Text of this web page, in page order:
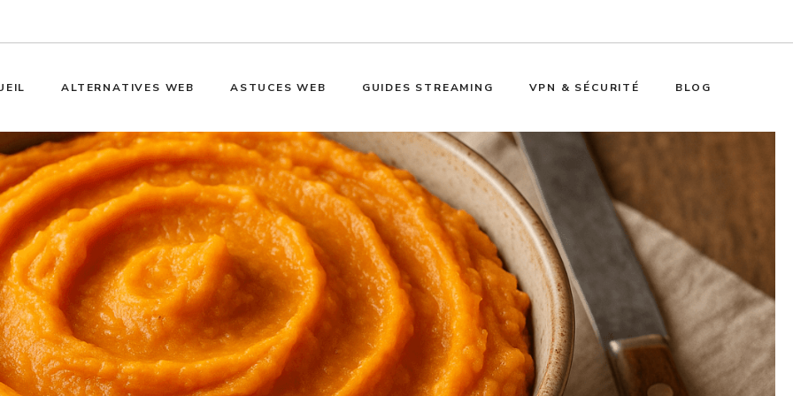
ALTERNATIVES WEB ASTUCES WEB GUIDES STREAMING VPN & SÉCURITÉ BLOG